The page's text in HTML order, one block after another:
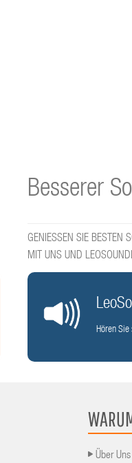
Besserer
GENIESSEN SIE BESTEN
MIT UNS UND
Hören Sie
Über Uns